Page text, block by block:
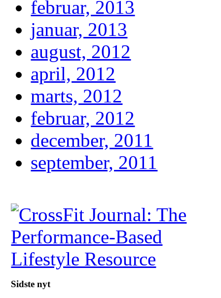
februar, 2013
januar, 2013
august, 2012
april, 2012
marts, 2012
februar, 2012
december, 2011
september, 2011
Sidste nyt